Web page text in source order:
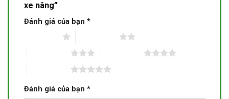
xe nâng”
Đánh giá của bạn *
Đánh giá của bạn *